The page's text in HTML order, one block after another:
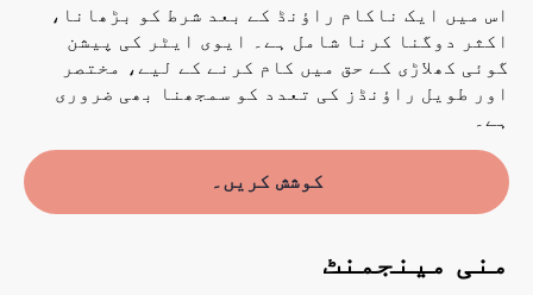
اس میں ایک ناکام راؤنڈ کے بعد شرط کو بڑھانا،
اکثر دوگنا کرنا شامل ہے۔ ایوی ایٹر کی پیشن
گوئی کھلاڑی کے حق میں کام کرنے کے لیے، مختصر
اور طویل راؤنڈز کی تعدد کو سمجھنا بھی ضروری
ہے۔
کوشش کریں۔
منی مینجمنٹ